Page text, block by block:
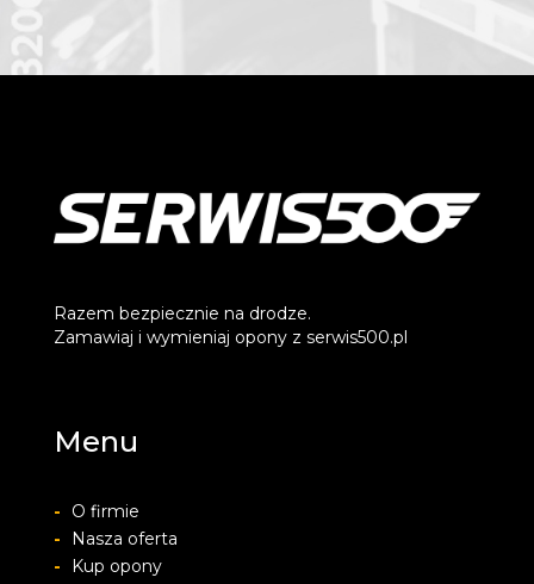
Razem bezpiecznie na drodze.
Zamawiaj i wymieniaj opony z serwis500.pl
Menu
-
O firmie
-
Nasza oferta
-
Kup opony